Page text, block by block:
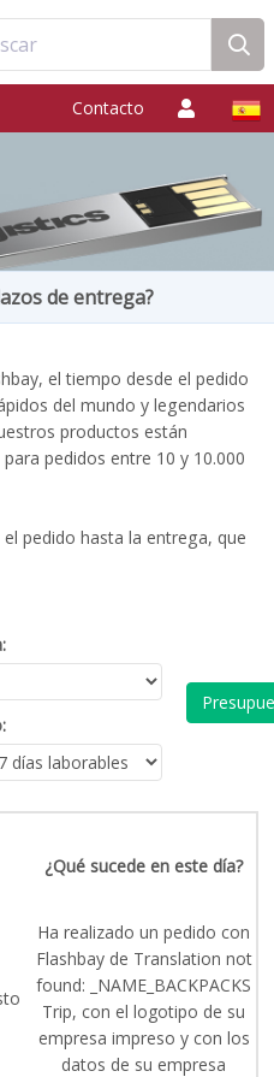
Contacto
de entrega?
el tiempo desde el pedido
del mundo y legendarios
productos están
pedidos entre 10 y 10.000
pedido hasta la entrega, que
¿Qué sucede en este día?
Ha realizado un pedido con
Flashbay de Translation not
found: _NAME_BACKPACKS
Trip, con el logotipo de su
empresa impreso y con los
datos de su empresa